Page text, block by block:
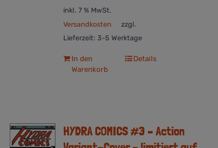
inkl. 7 % MwSt.
zzgl.
Versandkosten
Lieferzeit: 3-5 Werktage
In den
Warenkorb
Details
HYDRA COMICS #3 – Action